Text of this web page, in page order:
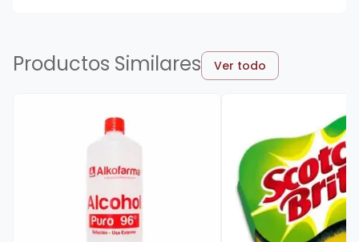
Productos Similares Ver todo